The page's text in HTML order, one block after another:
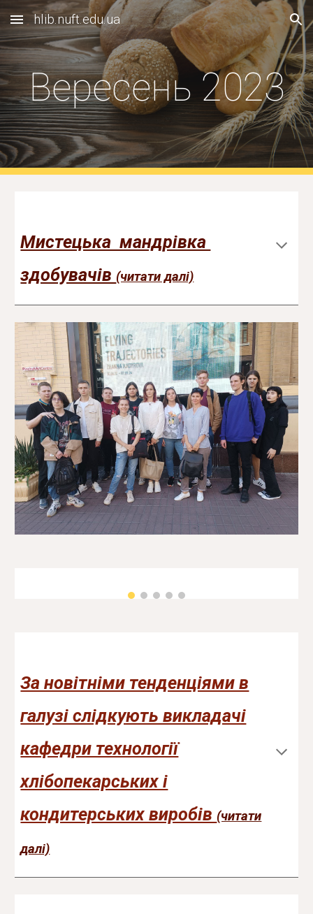
Skip to main content Skip to navigation
hlib.nuft.edu.ua
Вересень 2023
Мистецька мандрівка
здобувачів (читати далі)
За новітніми тенденціями в
галузі слідкують викладачі
кафедри технології
хлібопекарських і
кондитерських виробів (читати
далі)